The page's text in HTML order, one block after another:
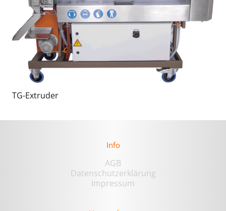
TG-Extruder
Info
AGB
Datenschutzerklärung
Impressum